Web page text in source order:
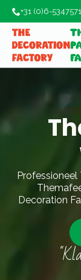
+31 (0)6-
Decoration